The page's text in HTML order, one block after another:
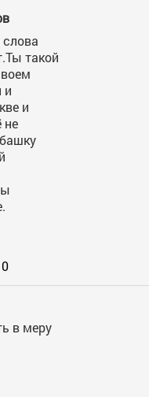
такой
и
и
не
0
в меру